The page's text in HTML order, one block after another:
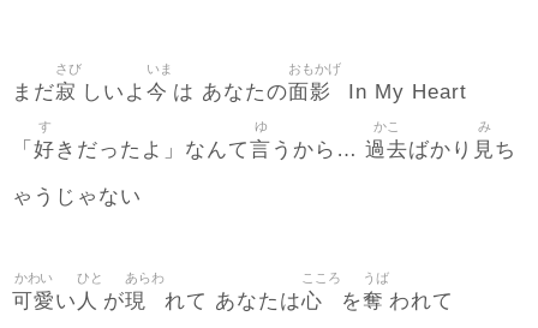
まだ寂
さび
しいよ 今
いま
は あなたの面影
おもかげ
In My Heart
「 好
す
きだったよ」なんて言
ゆ
うから… 過去
かこ
ばかり 見
み
ち
ゃうじゃない
可愛
かわい
い 人
ひと
が現
あらわ
れて あなたは心
こころ
を奪
うば
われて